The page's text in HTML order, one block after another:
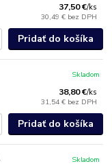
37,50 €/ks
30,49 € bez DPH
Pridať do košíka
38,80 €/ks
31,54 € bez DPH
Skladom
Pridať do košíka
Skladom